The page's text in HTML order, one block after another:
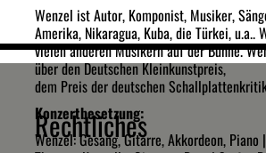
Wenzel ist Autor, Komponist, Musiker,
Amerika, Nikaragua, Kuba, die Türkei,
vielen anderen Musikern auf der Bühne.
über den Deutschen Kleinkunstpreis,
dem Preis der deutschen
Konzertbesetzung:
Wenzel: Gesang, Gitarre, Akkordeon,
Rechtliches